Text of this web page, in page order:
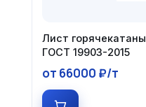
Лист
ГОСТ 19903-2015
от 66000 ₽/т